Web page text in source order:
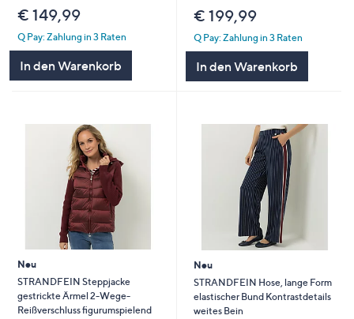
€ 149,99
Q Pay: Zahlung in 3 Raten
In den Warenkorb
€ 199,99
Q Pay: Zahlung in 3 Raten
In den Warenkorb
Neu
STRANDFEIN Steppjacke
gestrickte Ärmel 2-Wege-
Reißverschluss figurumspielend
Neu
STRANDFEIN Hose, lange Form
elastischer Bund Kontrastdetails
weites Bein